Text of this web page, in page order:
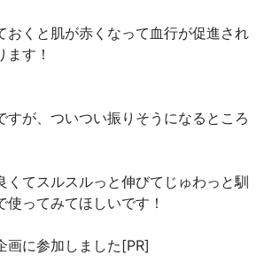
おくと肌が赤くなって血行が促進され
す！
すが、ついつい振りそうになるところ
くてスルスルっと伸びてじゅわっと馴
ってみてほしいです！
画に参加しました[PR]